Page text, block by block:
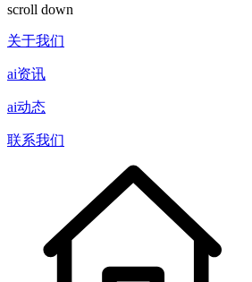
scroll down
关于我们
ai资讯
ai动态
联系我们